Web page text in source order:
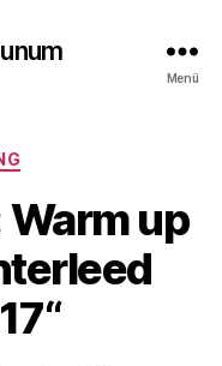
Menü
up